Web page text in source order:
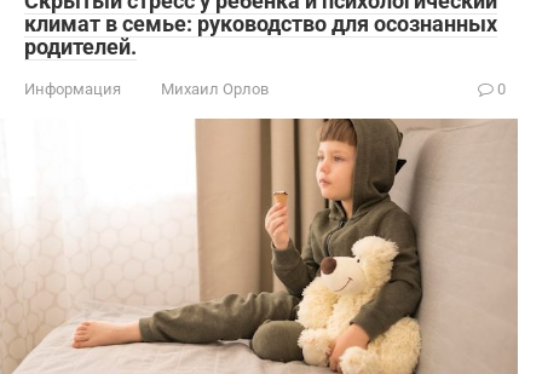
климат в семье: руководство для осознанных
родителей.
Информация Михаил Орлов 0